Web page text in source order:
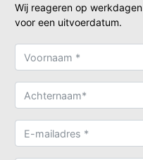
Wij reageren op werkdagen
voor een uitvoerdatum.